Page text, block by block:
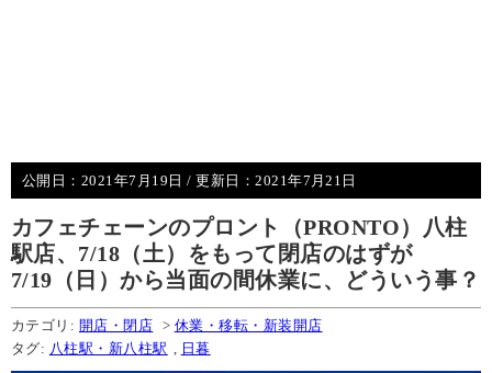
公開日： 2021年7月19日 / 更新日：2021年7月21日
カフェチェーンのプロント（PRONTO）八柱
駅店、7/18（土）をもって閉店のはずが
7/19（日）から当面の間休業に、どういう事？
カテゴリ: 開店・閉店 > 休業・移転・新装開店
タグ: 八柱駅・新八柱駅 日暮